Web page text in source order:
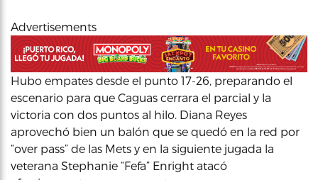
Advertisements
Hubo empates desde el punto 17-26, preparando el
escenario para que Caguas cerrara el parcial y la
victoria con dos puntos al hilo. Diana Reyes
aprovechó bien un balón que se quedó en la red por
“over pass” de las Mets y en la siguiente jugada la
veterana Stephanie “Fefa” Enright atacó